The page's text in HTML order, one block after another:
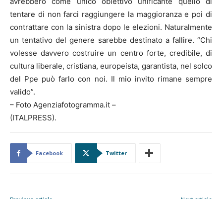
tentare di non farci raggiungere la maggioranza e poi di
contrattare con la sinistra dopo le elezioni. Naturalmente
un tentativo del genere sarebbe destinato a fallire. “Chi
volesse davvero costruire un centro forte, credibile, di
cultura liberale, cristiana, europeista, garantista, nel solco
del Ppe può farlo con noi. Il mio invito rimane sempre
valido”.
– Foto Agenziafotogramma.it –
(ITALPRESS).
Facebook Twitter